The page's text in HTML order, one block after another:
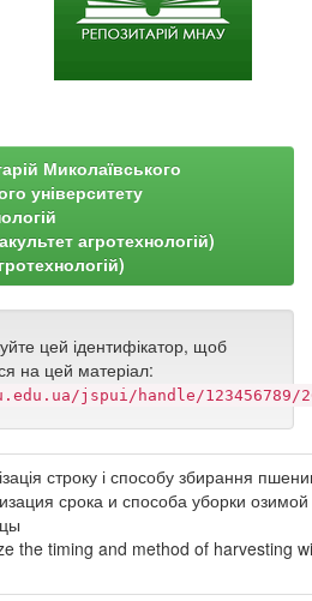
Миколаївського
університету
агротехнологій)
цей ідентифікатор, щоб
на цей матеріал:
jspui/handle/123456789/
строку і способу збирання
срока и способа уборки озимой
the timing and method of harvesting